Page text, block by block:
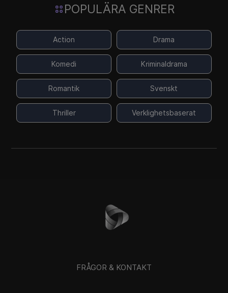
POPULÄRA GENRER
Action Drama
Komedi Kriminaldrama
Romantik Svenskt
Thriller Verklighetsbaserat
FRÅGOR & KONTAKT